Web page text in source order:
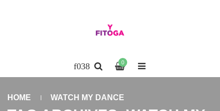
0
HOME WATCH MY DANCE